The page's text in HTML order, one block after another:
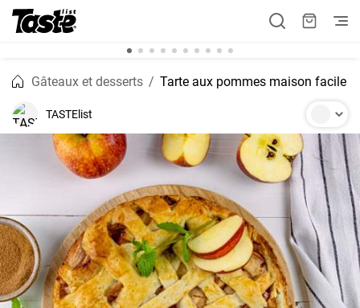
Gâteaux et desserts Tarte aux pommes maison facile
TASTElist